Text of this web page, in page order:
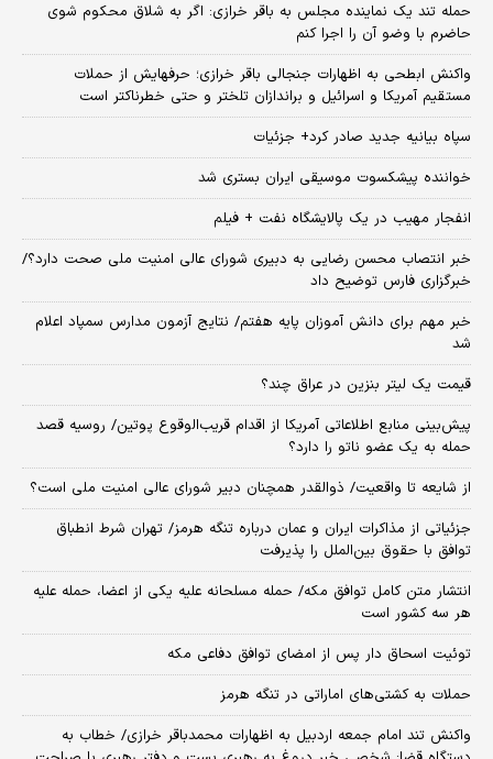
حمله تند یک نماینده مجلس به باقر خرازی: اگر به شلاق محکوم شوی
حاضرم با وضو آن را اجرا کنم
واکنش ابطحی به اظهارات جنجالی باقر خرازی؛ حرفهایش از حملات
مستقیم آمریکا و اسرائیل و براندازان تلختر و حتی خطرناکتر است
سپاه بیانیه جدید صادر کرد+ جزئیات
خواننده پیشکسوت موسیقی ایران بستری شد
انفجار مهیب در یک پالایشگاه نفت + فیلم
خبر انتصاب محسن رضایی به دبیری شورای عالی امنیت ملی صحت دارد؟/
خبرگزاری فارس توضیح داد
خبر مهم برای دانش آموزان پایه هفتم/ نتایج آزمون مدارس سمپاد اعلام
شد
قیمت یک لیتر بنزین در عراق چند؟
پیش‌بینی منابع اطلاعاتی آمریکا از اقدام قریب‌الوقوع پوتین/ روسیه قصد
حمله به یک عضو ناتو را دارد؟
از شایعه تا واقعیت/ ذوالقدر همچنان دبیر شورای ‌عالی امنیت ملی است؟
جزئیاتی از مذاکرات ایران و عمان درباره تنگه هرمز/ تهران شرط انطباق
توافق با حقوق بین‌الملل را پذیرفت
انتشار متن کامل توافق مکه/ حمله مسلحانه علیه یکی از اعضا، حمله علیه
هر سه کشور است
توئیت اسحاق دار پس از امضای توافق دفاعی مکه
حملات به کشتی‌های اماراتی در تنگه هرمز
واکنش تند امام جمعه اردبیل به اظهارات محمدباقر خرازی/ خطاب به